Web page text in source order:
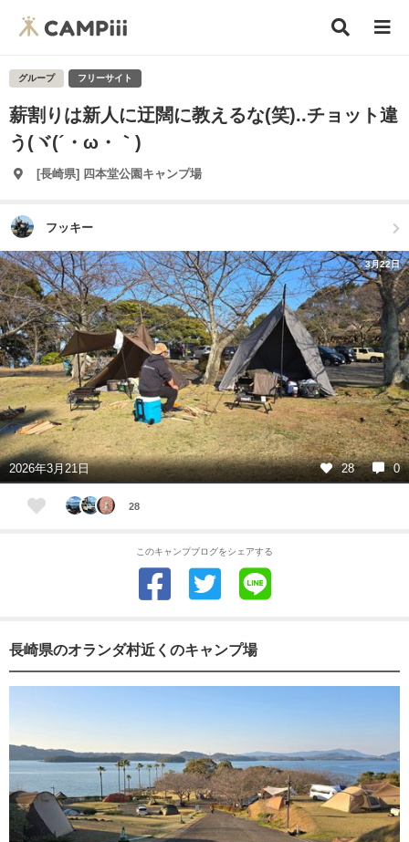
グループ フリーサイト
薪割りは新人に迂闊に教えるな(笑)..チョット違
う(ヾ(´・ω・｀)
[長崎県] 四本堂公園キャンプ場
フッキー
3月22日
2026年3月21日 28 0
28
このキャンプブログをシェアする
長崎県のオランダ村近くのキャンプ場